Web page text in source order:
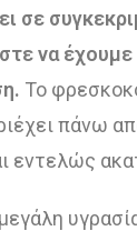
σε
να έχουμε
Το
πάνω
εντελώς